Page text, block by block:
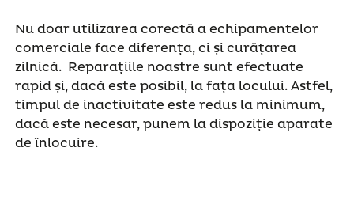
Nu doar utilizarea corectă a echipamentelor
comerciale face diferența, ci și curățarea
zilnică. Reparațiile noastre sunt efectuate
rapid și, dacă este posibil, la fața locului. Astfel,
timpul de inactivitate este redus la minimum,
dacă este necesar, punem la dispoziție aparate
de înlocuire.